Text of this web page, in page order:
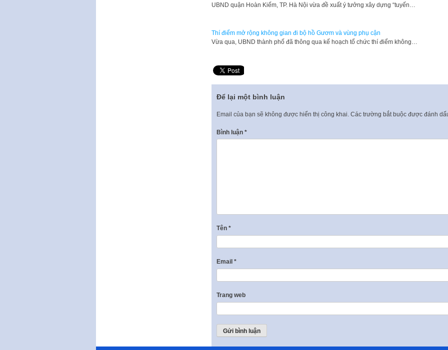
UBND quận Hoàn Kiếm, TP. Hà Nội vừa đề xuất ý tưởng xây dựng “tuyến…
Thí điểm mở rộng không gian đi bộ hồ Gươm và vùng phụ cận
Vừa qua, UBND thành phố đã thông qua kế hoạch tổ chức thí điểm không…
Để lại một bình luận
Email của bạn sẽ không được hiển thị công khai. Các trường bắt buộc được đánh
Bình luận *
Tên *
Email *
Trang web